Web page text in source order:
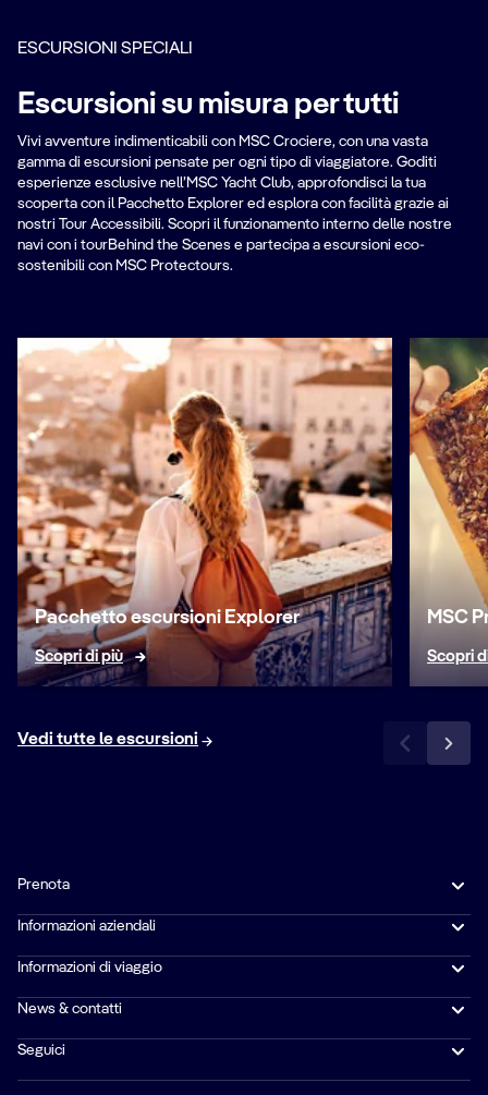
ESCURSIONI SPECIALI
Escursioni su misura per tutti
Vivi avventure indimenticabili con MSC Crociere, con una vasta
gamma di escursioni pensate per ogni tipo di viaggiatore. Goditi
esperienze esclusive nell’MSC Yacht Club, approfondisci la tua
scoperta con il Pacchetto Explorer ed esplora con facilità grazie ai
nostri Tour Accessibili. Scopri il funzionamento interno delle nostre
navi con i tourBehind the Scenes e partecipa a escursioni eco-
sostenibili con MSC Protectours.
Pacchetto escursioni Explorer
Scopri di più
MSC
Scopri
Vedi tutte le escursioni
Prenota
Informazioni aziendali
Informazioni di viaggio
News & contatti
Seguici